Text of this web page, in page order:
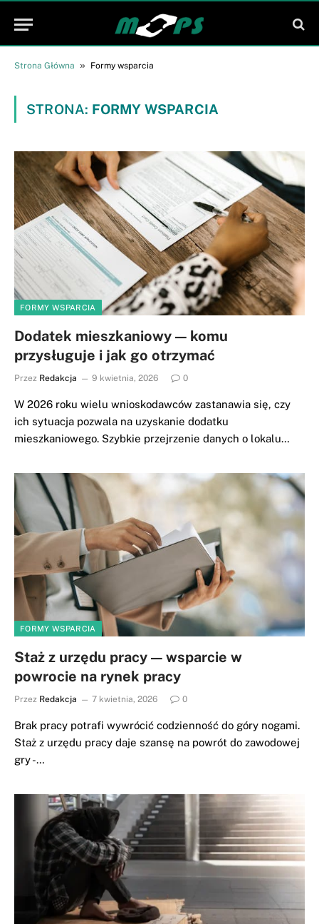
Strona Główna » Formy wsparcia
STRONA: FORMY WSPARCIA
FORMY WSPARCIA
Dodatek mieszkaniowy — komu
przysługuje i jak go otrzymać
Przez Redakcja 9 kwietnia, 2026 0
W 2026 roku wielu wnioskodawców zastanawia się, czy
ich sytuacja pozwala na uzyskanie dodatku
mieszkaniowego. Szybkie przejrzenie danych o lokalu…
FORMY WSPARCIA
Staż z urzędu pracy — wsparcie w
powrocie na rynek pracy
Przez Redakcja 7 kwietnia, 2026 0
Brak pracy potrafi wywrócić codzienność do góry nogami.
Staż z urzędu pracy daje szansę na powrót do zawodowej
gry -…